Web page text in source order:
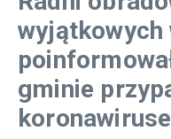
wyjątkowych
gminie